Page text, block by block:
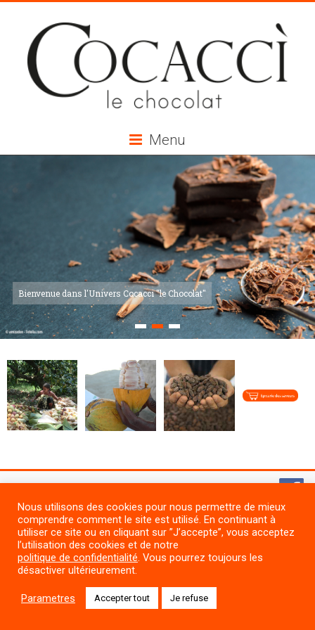
Menu
Bienvenue dans l'Univers Cocacci "le Chocolat"
Bienvenue dans l'Univers Cocacci "le Chocolat"
1 2 3
Nous utilisons des cookies pour nous permettre de mieux
comprendre comment le site est utilisé. En continuant à
utiliser ce site ou en cliquant sur ”J’accepte”, vous acceptez
l’utilisation des cookies et de notre
politique de confidentialité. Vous pourrez toujours les
désactiver ultérieurement.
Parametres Accepter tout Je refuse